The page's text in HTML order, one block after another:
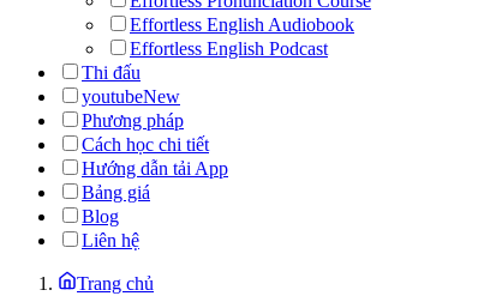
Effortless English Audiobook
Effortless English Podcast
Thi đấu
youtubeNew
Phương pháp
Cách học chi tiết
Hướng dẫn tải App
Bảng giá
Blog
Liên hệ
Trang chủ